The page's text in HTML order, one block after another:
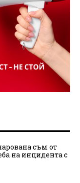
съм от
на инцидента с